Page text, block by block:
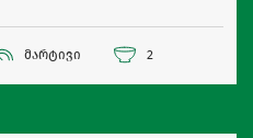
მარტივი 2